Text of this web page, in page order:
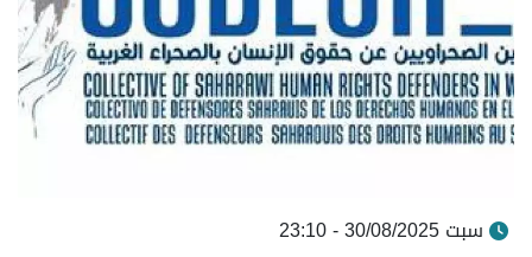
سبت 30/08/2025 - 23:10